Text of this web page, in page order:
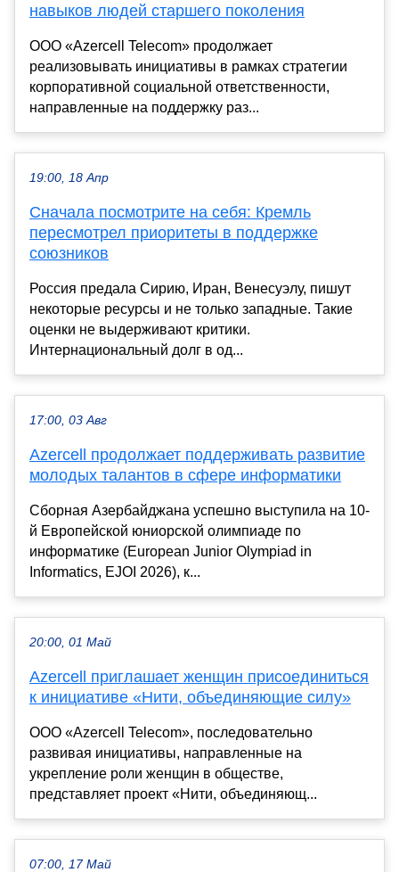
навыков людей старшего поколения
ООО «Azercell Telecom» продолжает
реализовывать инициативы в рамках стратегии
корпоративной социальной ответственности,
направленные на поддержку раз...
19:00, 18 Апр
Сначала посмотрите на себя: Кремль
пересмотрел приоритеты в поддержке
союзников
Россия предала Сирию, Иран, Венесуэлу, пишут
некоторые ресурсы и не только западные. Такие
оценки не выдерживают критики.
Интернациональный долг в од...
17:00, 03 Авг
Azercell продолжает поддерживать развитие
молодых талантов в сфере информатики
Сборная Азербайджана успешно выступила на 10-
й Европейской юниорской олимпиаде по
информатике (European Junior Olympiad in
Informatics, EJOI 2026), к...
20:00, 01 Май
Azercell приглашает женщин присоединиться
к инициативе «Нити, объединяющие силу»
ООО «Azercell Telecom», последовательно
развивая инициативы, направленные на
укрепление роли женщин в обществе,
представляет проект «Нити, объединяющ...
07:00, 17 Май